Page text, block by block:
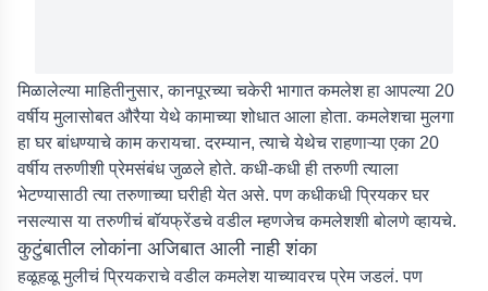
मिळालेल्या माहितीनुसार, कानपूरच्या चकेरी भागात कमलेश हा आपल्या 20
वर्षीय मुलासोबत औरैया येथे कामाच्या शोधात आला होता. कमलेशचा मुलगा
हा घर बांधण्याचे काम करायचा. दरम्यान, त्याचे येथेच राहणाऱ्या एका 20
वर्षीय तरुणीशी प्रेमसंबंध जुळले होते. कधी-कधी ही तरुणी त्याला
भेटण्यासाठी त्या तरुणाच्या घरीही येत असे. पण कधीकधी प्रियकर घर
नसल्यास या तरुणीचं बॉयफ्रेंडचे वडील म्हणजेच कमलेशशी बोलणे व्हायचे.
कुटुंबातील लोकांना अजिबात आली नाही शंका
हळूहळू मुलीचं प्रियकराचे वडील कमलेश याच्यावरच प्रेम जडलं. पण